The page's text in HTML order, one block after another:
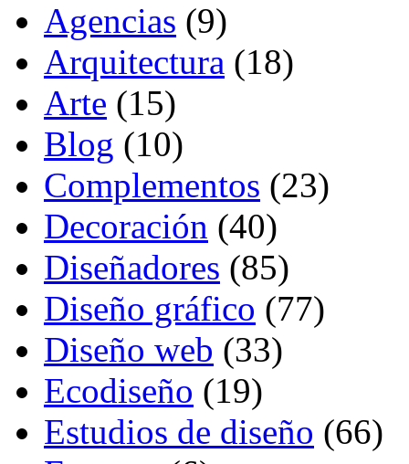
Agencias (9)
Arquitectura (18)
Arte (15)
Blog (10)
Complementos (23)
Decoración (40)
Diseñadores (85)
Diseño gráfico (77)
Diseño web (33)
Ecodiseño (19)
Estudios de diseño (66)